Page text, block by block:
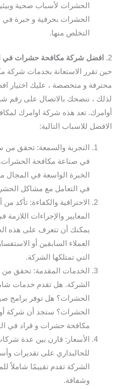
الحشرات لأسباب صحية
الحشرات بحرفية و خبرة في
التخلص منها.
2.
افضل شركة مكافحة حشرات في
حين تقرر الاستعانة بخدمات شركة
محترفة و متخصصة ، عليك اختيار
لذلك ، ننصحك بالاتصال على رقم
أوامرك. تعد هذه شركة اوامرك
الافضل للاسباب التالية:
التجربة والسمعة: تحقق من
في صناعة مكافحة
الخبرة الواسعة في المجال
في التعامل مع مشاكل
الاحترافية والكفاءة: تأكد
المعايير والإجراءات
يمكنك أن تتعرف على هذه
العملاء السابقين أو
التي تمتلكها الشركة.
الخدمات المقدمة: تحقق من
الشركة. هل تقدم خدمات
الحشرات؟ هل توفر برامج
الحشرات؟ ستجد أن شركة
مكافحة حشرات و قراد في
الأسعار: قارن بين عدة
للحالبداري على تقديرات
الشركة تقدم تقييمًا شاملاً
وشفافة.